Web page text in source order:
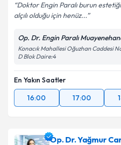
Doktor Engin Paralı burun
alçılı olduğu için henüz...
Op. Dr. Engin Paralı
Konacık Mahallesi Oğuzhan Caddesi
D Blok Daire:4
En Yakın Saatler
16:00
17:00
Op. Dr. Yağmur